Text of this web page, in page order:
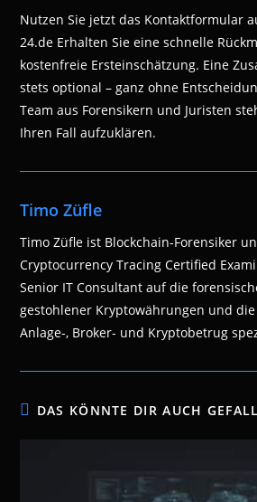
Nutzen Sie jetzt das Kontaktformular
24.de Erhalten Sie eine schnelle
kostenfreie Ersteinschätzung. Eine
stets optional – ganz ohne
Team aus Forensikern und Juristen
Ihren Fall aufzuklären.
Timo Züfle
Timo Züfle ist Blockchain-Forensiker
Cryptocurrency Tracing Certified
Senior IT Consultant auf die
gestohlener Kryptowährungen und
Anlage-, Broker- und Kryptobetrug
DAS KÖNNTE DIR AUCH